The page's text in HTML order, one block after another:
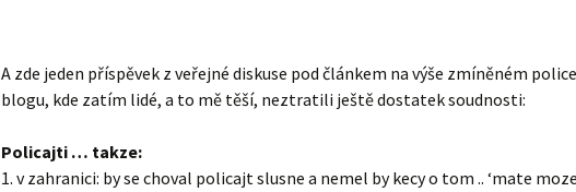
A zde jeden příspěvek z veřejné diskuse pod článkem na výše zmíněném
blogu, kde zatím lidé, a to mě těší, neztratili ještě dostatek soudnosti:
Policajti … takze:
1. v zahranici: by se choval policajt slusne a nemel by kecy o tom .. ‘mate